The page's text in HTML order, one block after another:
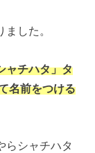
した。
ャチハタ」タ
名前をつける
らシャチハタ